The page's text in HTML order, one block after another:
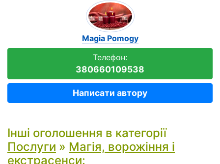
Magia Pomogy
Телефон:
380660109538
Написати автору
Інші оголошення в категорії
Послуги » Магія, ворожіння і
екстрасенси: